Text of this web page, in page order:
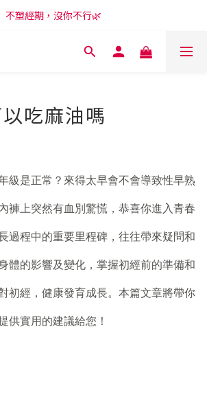
金100元，開啟LINE訂閱再領50元😍
不塑經期，沒你不行🌿
金100元，開啟LINE訂閱再領50元😍
級是正常？來得太早會不會導致性早熟
褲上突然有血別驚慌，恭喜你進入青春
過程中的重要里程碑，往往帶來疑問和
體的影響及變化，掌握初經前的準備和
初經，健康發育成長。本篇文章將帶你
供實用的建議給您！